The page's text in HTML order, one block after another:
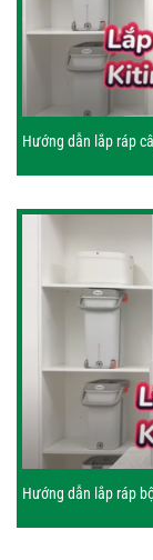
Hướng dẫn lắp ráp
Hướng dẫn lắp ráp